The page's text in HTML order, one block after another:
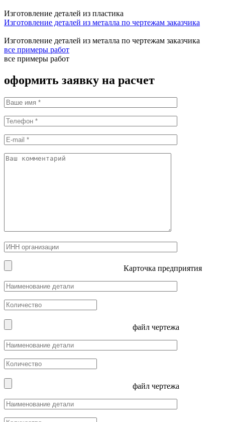
Изготовление деталей из пластика
Изготовление деталей из металла по чертежам заказчика
Изготовление деталей из металла по чертежам заказчика
все примеры работ
все примеры работ
оформить заявку на расчет
Карточка предприятия
файл чертежа
файл чертежа